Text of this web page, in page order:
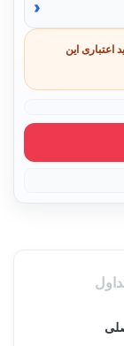
‹
اعتباری این